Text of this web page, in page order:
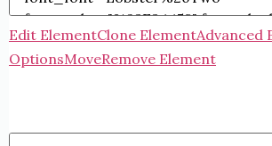
Edit ElementClone ElementAdvanced
OptionsMoveRemove Element